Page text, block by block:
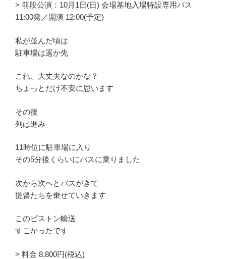
> 前段公演：10月1日(日) 会場基地入場特設専用バス
11:00発／開演 12:00(予定)
私が並んだ頃は
駐車場は遥か先
これ、大丈夫なのかな？
ちょっとだけ不安に思います
その後
列は進み
11時位に駐車場に入り
その5分後くらいにバスに乗りました
次から次へとバスがきて
提督たちを乗せていきます
このピストン輸送
すごかったです
> 料金 8,800円(税込)